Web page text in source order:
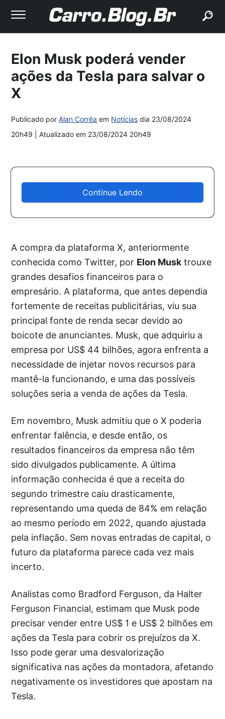
Elon Musk poderá vender
ações da Tesla para salvar o
X
Publicado porAlan Corrêa em Notícias dia 23/08/2024
20h49
| Atualizado em 23/08/2024 20h49
Continue Lendo
A compra da plataforma X, anteriormente
conhecida como Twitter, por Elon Musk trouxe
grandes desafios financeiros para o
empresário. A plataforma, que antes dependia
fortemente de receitas publicitárias, viu sua
principal fonte de renda secar devido ao
boicote de anunciantes. Musk, que adquiriu a
empresa por US$ 44 bilhões, agora enfrenta a
necessidade de injetar novos recursos para
mantê-la funcionando, e uma das possíveis
soluções seria a venda de ações da Tesla.
Em novembro, Musk admitiu que o X poderia
enfrentar falência, e desde então, os
resultados financeiros da empresa não têm
sido divulgados publicamente. A última
informação conhecida é que a receita do
segundo trimestre caiu drasticamente,
representando uma queda de 84% em relação
ao mesmo período em 2022, quando ajustada
pela inflação. Sem novas entradas de capital, o
futuro da plataforma parece cada vez mais
incerto.
Analistas como Bradford Ferguson, da Halter
Ferguson Financial, estimam que Musk pode
precisar vender entre US$ 1 e US$ 2 bilhões em
ações da Tesla para cobrir os prejuízos da X.
Isso pode gerar uma desvalorização
significativa nas ações da montadora, afetando
negativamente os investidores que apostam na
Tesla.